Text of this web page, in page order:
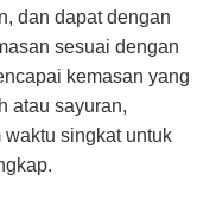
dan dapat dengan
sesuai dengan
kemasan yang
atau sayuran,
singkat untuk